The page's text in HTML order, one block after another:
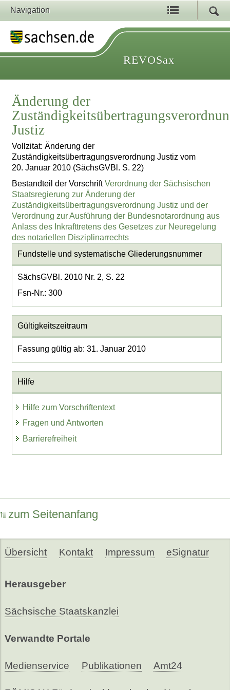
Navigation
REVOSax
Änderung der
Justiz
Vollzitat: Änderung der
Zuständigkeitsübertragungsverordnung Justiz vom
20. Januar 2010 (SächsGVBl. S. 22)
Bestandteil der VorschriftVerordnung der Sächsischen
Staatsregierung zur Änderung der
Zuständigkeitsübertragungsverordnung Justiz und der
Verordnung zur Ausführung der Bundesnotarordnung aus
Anlass des Inkrafttretens des Gesetzes zur Neuregelung
des notariellen Disziplinarrechts
Fundstelle und systematische Gliederungsnummer
SächsGVBl. 2010 Nr. 2, S. 22
Fsn-Nr.: 300
Gültigkeitszeitraum
Fassung gültig ab: 31. Januar 2010
Hilfe
Hilfe zum Vorschriftentext
Fragen und Antworten
Barrierefreiheit
zum Seitenanfang
Übersicht Kontakt Impressum eSignatur
Herausgeber
Sächsische Staatskanzlei
Verwandte Portale
Medienservice Publikationen Amt24